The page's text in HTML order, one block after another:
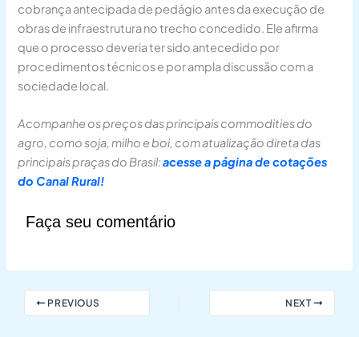
cobrança antecipada de pedágio antes da execução de
obras de infraestrutura no trecho concedido. Ele afirma
que o processo deveria ter sido antecedido por
procedimentos técnicos e por ampla discussão com a
sociedade local.
Acompanhe os preços das principais commodities do
agro, como soja, milho e boi, com atualização direta das
principais praças do Brasil:acesse a página de cotações
do Canal Rural!
Faça seu comentário
PREVIOUS NEXT